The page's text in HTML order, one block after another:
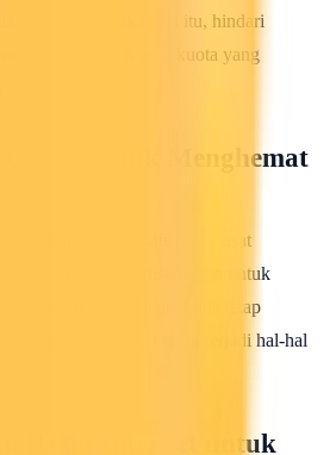
sinyal. Maka dari itu, hindari
saat jam sibuk agar kuota yang
sia.
untuk Menghemat
umum seperti kafe atau pusat
Wi-Fi gratis yang disediakan untuk
internet. Pastikan Anda tetap
jaringan Wi-Fi agar tidak terjadi hal-hal
Paket Internet untuk